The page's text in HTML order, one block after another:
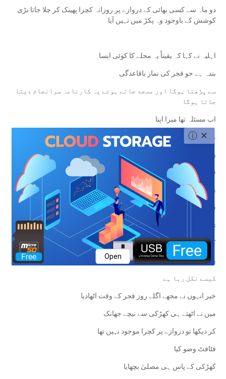
‏دو ماہ سے کسی بھائی کے دروازے پر روزانہ کچرا پھینک کر چلا جاتا بڑی
کوشش کے باوجود وہ پکڑ میں نہیں آیا
اہلیہ نے کہا کہ یقیناً یہ محلے کا کوئی ایسا
بندہ ہے جو فجر کی نماز باقاعدگی
سے پڑھتا ہوگا اور مسجد جاتے ہوئے یہ کارنامہ سرانجام دیتا
جاتا ہوگا
اب مسئلہ تھا میرا اپنا
‏میں پکا نہیں کچا مسلمان تھا
روزانہ دس بجے اٹھ کر
فجر قضا پڑھا کرتا تھا
بیس دن قبل میں نے اہلیہ سے
فجر میں اٹھانے کا کہا
تو اہلیہ حیران
کہ
یہ آج سورج مشرق کے بجائے مغرب سے
کیسے نکل رہا ہے
خیر انہوں نے مجھے اگلے روز فجر کے وقت اٹھادیا
میں نے اٹھتے ہی کھڑکی سے نیچے جھانک
‏کر دیکھا تو دروازے پر کچرا موجود نہیں تھا
فٹافٹ وضو کیا
کھڑکی کے پاس ہی مصلیٰ بچھایا
ⓘ ✕
Open